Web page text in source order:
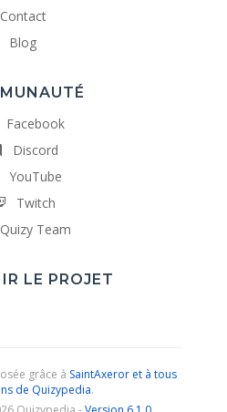
Contact
Blog
Facebook
Discord
YouTube
Twitch
Quizy Team
LE PROJET
grâce à SaintAxeror et à tous
de Quizypedia.